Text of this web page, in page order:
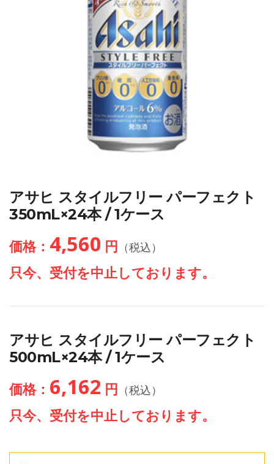
アサヒ スタイルフリー パーフェクト
350mL×24本 / 1ケース
価格： 4,560 円 （税込）
只今、受付を中止しております。
アサヒ スタイルフリー パーフェクト
500mL×24本 / 1ケース
価格： 6,162 円 （税込）
只今、受付を中止しております。